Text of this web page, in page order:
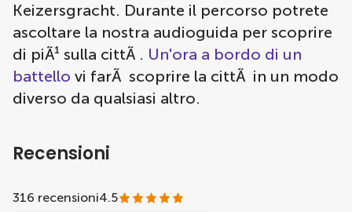
Keizersgracht. Durante il percorso potrete
ascoltare la nostra audioguida per scoprire
di piÃ¹ sulla cittÃ . Un'ora a bordo di un
battello vi farÃ scoprire la cittÃ in un modo
diverso da qualsiasi altro.
Recensioni
316 recensioni4.5